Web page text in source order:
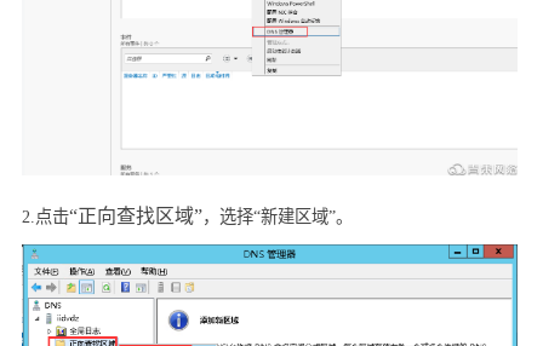
2. 点击“正向查找区域”， 选择“新建区域”。